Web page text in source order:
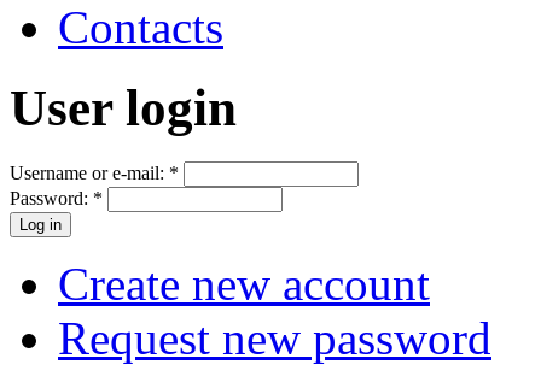
Contacts
User login
Username or e-mail: *
Password: *
Create new account
Request new password